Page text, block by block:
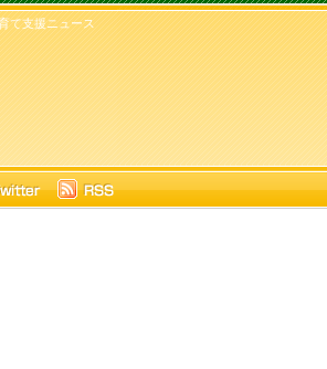
支援ニュース